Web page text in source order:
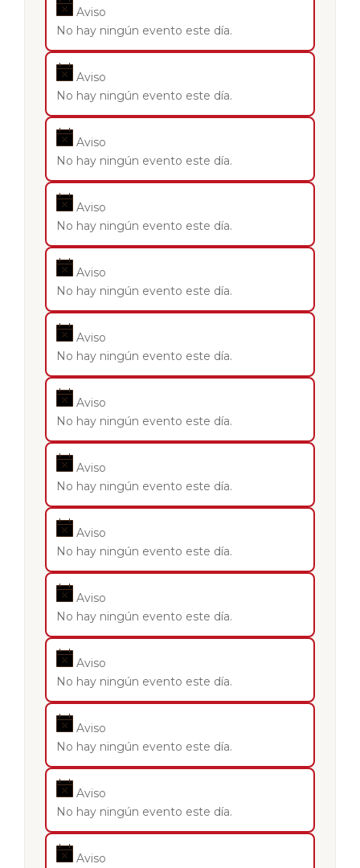
Aviso
No hay ningún evento este día.
Aviso
No hay ningún evento este día.
Aviso
No hay ningún evento este día.
Aviso
No hay ningún evento este día.
Aviso
No hay ningún evento este día.
Aviso
No hay ningún evento este día.
Aviso
No hay ningún evento este día.
Aviso
No hay ningún evento este día.
Aviso
No hay ningún evento este día.
Aviso
No hay ningún evento este día.
Aviso
No hay ningún evento este día.
Aviso
No hay ningún evento este día.
Aviso
No hay ningún evento este día.
Aviso